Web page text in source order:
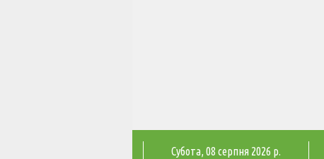
Субота, 08 серпня 2026 р.